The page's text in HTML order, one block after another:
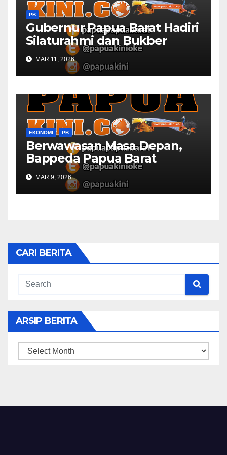
PB
Gubernur Papua Barat Hadiri
Silaturahmi dan Bukber
Bersama DPR RI dan
Mendagri di IPDN
MAR 11, 2026
EKONOMI PB
Berwawasan Masa Depan,
Bappeda Papua Barat
Konsultasi Publik RKPD 2027
MAR 9, 2026
CARI BERITA
ARSIP BERITA
ARSIP